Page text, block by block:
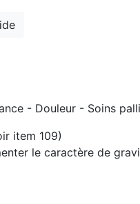
- Douleur - Soins
item 109)
le caractère de